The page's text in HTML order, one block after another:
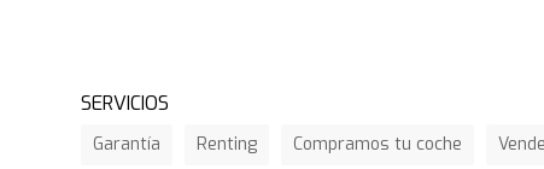
SERVICIOS
Garantía Renting Compramos tu coche